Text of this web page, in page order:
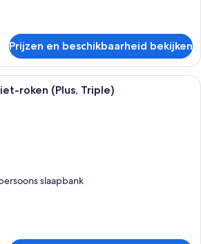
Prijzen en beschikbaarheid bekijken
Een hotelkamer met een groot bed,
roken (Plus, Triple)
slaapbank